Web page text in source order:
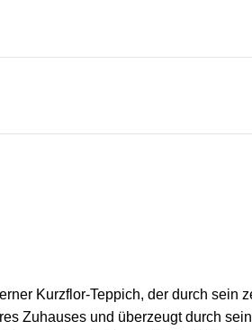
Kurzflor-Teppich, der durch sein
Zuhauses und überzeugt durch